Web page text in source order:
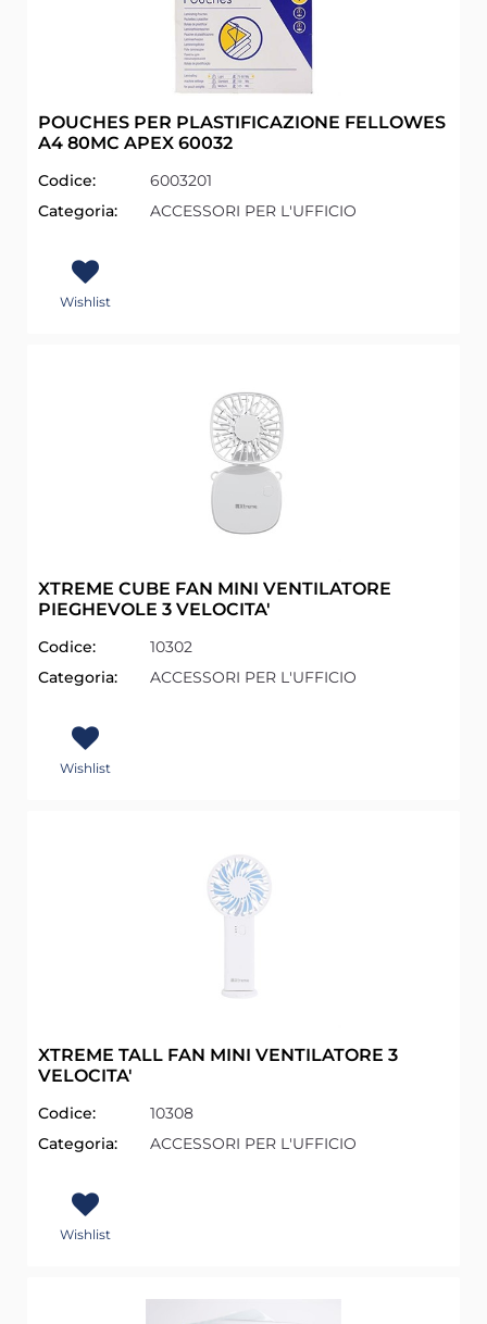
POUCHES PER PLASTIFICAZIONE FELLOWES
A4 80MC APEX 60032
Codice:
6003201
Categoria:
ACCESSORI PER L'UFFICIO
Wishlist
XTREME CUBE FAN MINI VENTILATORE
PIEGHEVOLE 3 VELOCITA'
Codice:
10302
Categoria:
ACCESSORI PER L'UFFICIO
Wishlist
XTREME TALL FAN MINI VENTILATORE 3
VELOCITA'
Codice:
10308
Categoria:
ACCESSORI PER L'UFFICIO
Wishlist